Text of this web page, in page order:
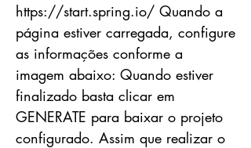
https://start.spring.io/ Quando a
página estiver carregada, configure
as informações conforme a
imagem abaixo: Quando estiver
finalizado basta clicar em
GENERATE para baixar o projeto
configurado. Assim que realizar o